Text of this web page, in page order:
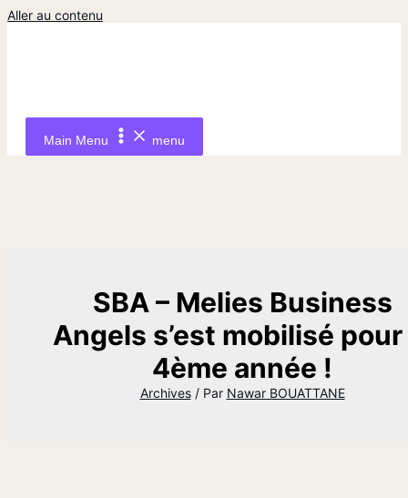
Aller au contenu
Main Menu menu
SBA – Melies Business
Angels s’est mobilisé pour
4ème année !
Archives/ Par Nawar BOUATTANE